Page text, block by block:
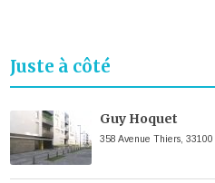
Juste à côté
Guy Hoquet
358 Avenue Thiers,